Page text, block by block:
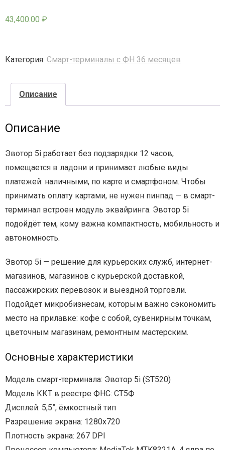
- - - Стационарные сканеры
43,400.00 ₽
Категория: Смарт-терминалы с ФН 36 месяцев
Описание
Описание
Эвотор 5i работает без подзарядки 12 часов,
помещается в ладони и принимает любые виды
платежей: наличными, по карте и смартфоном. Чтобы
принимать оплату картами, не нужен пинпад — в смарт-
терминал встроен модуль эквайринга. Эвотор 5i
подойдёт тем, кому важна компактность, мобильность и
автономность.
Эвотор 5i — решение для курьерских служб, интернет-
магазинов, магазинов с курьерской доставкой,
пассажирских перевозок и выездной торговли.
Подойдет микробизнесам, которым важно сэкономить
место на прилавке: кофе с собой, сувенирным точкам,
цветочным магазинам, ремонтным мастерским.
Основные характеристики
Модель смарт-терминала: Эвотор 5i (ST520)
Модель ККТ в реестре ФНС: СТ5Ф
Дисплей: 5,5”, ёмкостный тип
Разрешение экрана: 1280х720
Плотность экрана: 267 DPI